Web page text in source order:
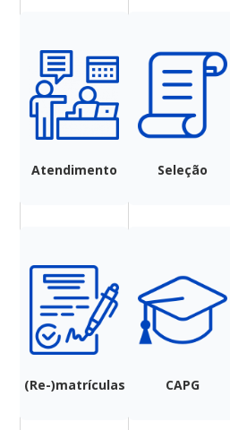
Atendimento
(Re-)matrículas
Seleção
CAPG